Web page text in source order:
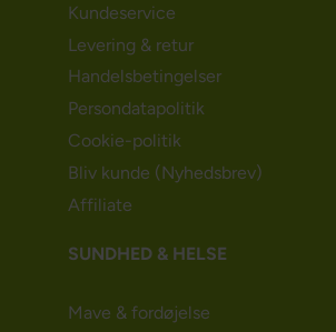
Kundeservice
Levering & retur
Handelsbetingelser
Persondatapolitik
Cookie-politik
Bliv kunde (Nyhedsbrev)
Affiliate
SUNDHED & HELSE
Mave & fordøjelse